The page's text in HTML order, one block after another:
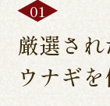
厳選さ
ウナギ